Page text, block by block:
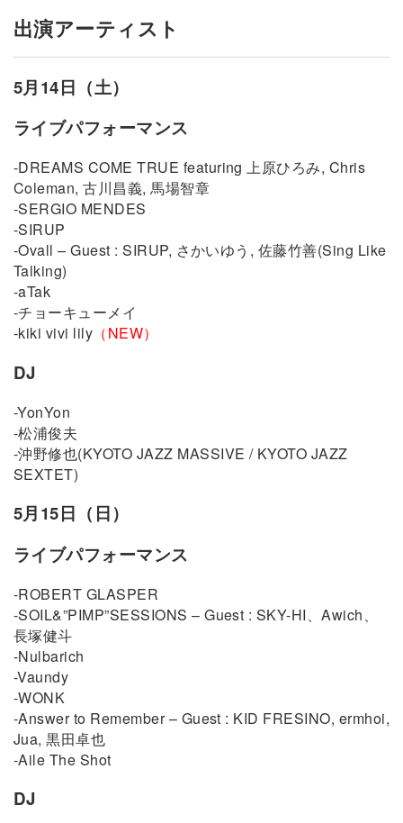
出演アーティスト
5月14日（土）
ライブパフォーマンス
-DREAMS COME TRUE featuring 上原ひろみ, Chris
Coleman, 古川昌義, 馬場智章
-SERGIO MENDES
-SIRUP
-Ovall – Guest : SIRUP, さかいゆう, 佐藤竹善(Sing Like
Talking)
-aTak
-チョーキューメイ
-kiki vivi lily （NEW）
DJ
-YonYon
-松浦俊夫
-沖野修也(KYOTO JAZZ MASSIVE / KYOTO JAZZ
SEXTET)
5月15日（日）
ライブパフォーマンス
-ROBERT GLASPER
-SOIL&”PIMP”SESSIONS – Guest : SKY-HI、Awich、
長塚健斗
-Nulbarich
-Vaundy
-WONK
-Answer to Remember – Guest : KID FRESINO, ermhoi,
Jua, 黒田卓也
-Aile The Shot
DJ